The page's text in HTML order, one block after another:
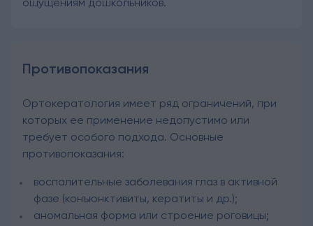
ощущениям дошкольников.
Противопоказания
Ортокератология имеет ряд ограничений, при
которых ее применение недопустимо или
требует особого подхода. Основные
противопоказания:
воспалительные заболевания глаз в активной
фазе (конъюнктивиты, кератиты и др.);
аномальная форма или строение роговицы;